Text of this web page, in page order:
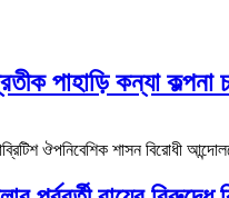
পাহাড়ি কন্যা কল্পনা
ঔপনিবেশিক শাসন বিরোধী